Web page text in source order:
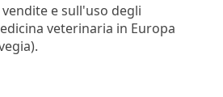
e sull'uso degli
veterinaria in Europa